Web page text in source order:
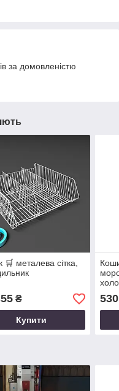
за домовленістю
🛒 металева сітка,
₴
Купити
530